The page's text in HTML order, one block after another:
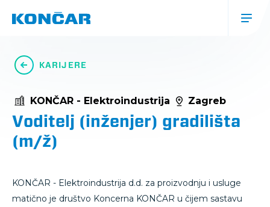
navigacija
KARIJERE
KONČAR - Elektroindustrija Zagreb
Voditelj (inženjer) gradilišta
(m/ž)
KONČAR - Elektroindustrija d.d. za proizvodnju i usluge
matično je društvo Koncerna KONČAR u čijem sastavu